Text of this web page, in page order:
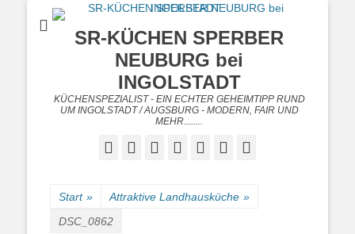
SR-KÜCHEN SPERBER
NEUBURG bei
INGOLSTADT
KÜCHENSPEZIALIST - EIN ECHTER GEHEIMTIPP RUND
UM INGOLSTADT / AUGSBURG - MODERN, FAIR UND
MEHR........
Facebook
TwitterGoogleplusInstagram
Website
Start » Attraktive Landhausküche »
DSC_0862